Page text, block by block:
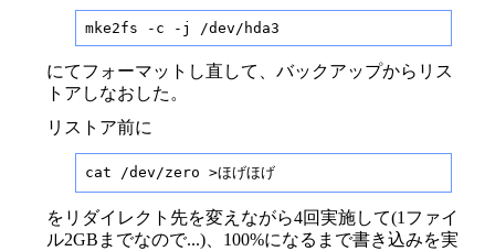
mke2fs -c -j /dev/hda3
にてフォーマットし直して、バックアップからリス
トアしなおした。
リストア前に
cat /dev/zero >ほげほげ
をリダイレクト先を変えながら4回実施して(1ファイ
ル2GBまでなので...)、100%になるまで書き込みを実